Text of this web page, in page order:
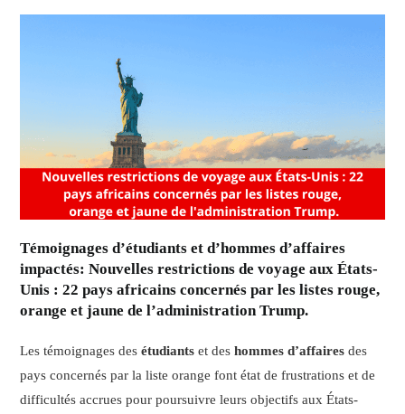
Témoignages d’étudiants et d’hommes d’affaires
impactés: Nouvelles restrictions de voyage aux États-
Unis : 22 pays africains concernés par les listes rouge,
orange et jaune de l’administration Trump.
Les témoignages desétudiants et deshommes d’affaires des
pays concernés par la liste orange font état de frustrations et de
difficultés accrues pour poursuivre leurs objectifs aux États-